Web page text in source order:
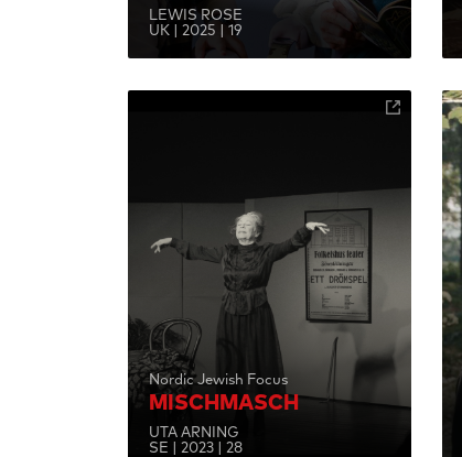
LEWIS ROSE
UK | 2025 | 19
Nordic Jewish Focus
MISCHMASCH
UTA ARNING
SE | 2023 | 28